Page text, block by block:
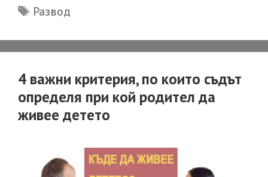
чужбина?
Tags
Развод
4 важни критерия, по които съдът
определя при кой родител да
живее детето